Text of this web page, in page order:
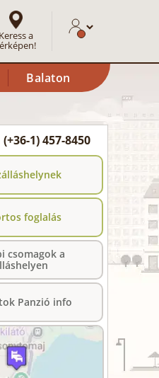
Keress a
Balaton
1) 457-8450
foglalás
csomagok a
Panzió info